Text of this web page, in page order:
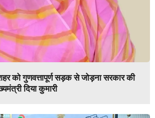
को गुणवत्तापूर्ण सड़क से जोड़ना सरकार की
दिया कुमारी